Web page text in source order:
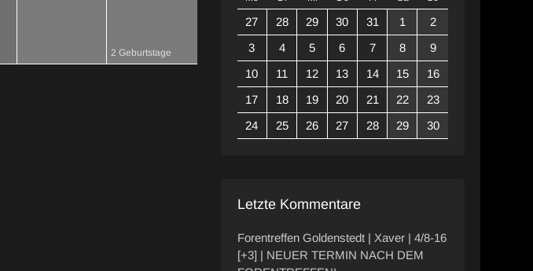
2 Geburtstage
27 28 29 30 31 1
2
3
4 5 6 7 8
9
10
11 12 13 14 15
16
17
18 19 20 21 22
23
24
25 26 27 28 29 30
Letzte Kommentare
Forentreffen Goldenstedt | Xaver | 4/8-16
[+3] | NEUER TERMIN NACH DEM